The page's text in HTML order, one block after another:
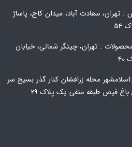
تهران، سعادت آباد، میدان کاج، پاساژ
: تهران، چیتگر شمالی، خیابان
محله زرافشان کنار گذر بسیج سر
فیض طبقه منفی یک پلاک ۲۹